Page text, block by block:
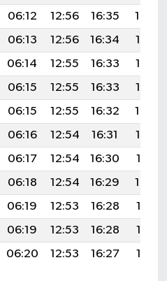
06:12 12:56 16:35
19:30
06:13 12:56 16:34
19:28
06:14 12:55 16:33
19:27
06:15 12:55 16:33
19:25
06:15 12:55 16:32
19:24
06:16 12:54 16:31
19:22
06:17 12:54 16:30
19:21
06:18 12:54 16:29
19:20
06:19 12:53 16:28
19:18
06:19 12:53 16:28
19:17
06:20 12:53 16:27 19:15